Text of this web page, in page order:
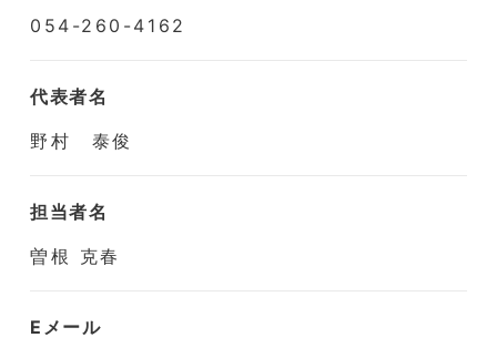
054-260-4162
代表者名
野村 泰俊
担当者名
曽根 克春
Eメール